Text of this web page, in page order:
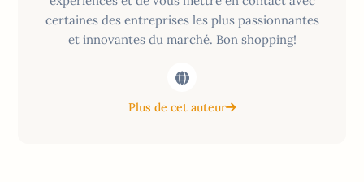
certaines des entreprises les plus passionnantes
et innovantes du marché. Bon shopping!
Plus de cet auteur